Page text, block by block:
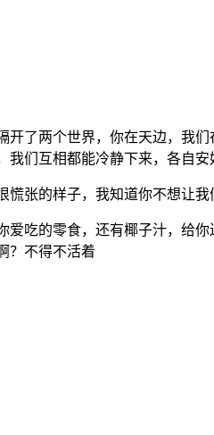
了两个世界，你在天边，我
们互相都能冷静下来，各自安
张的样子，我知道你不想让
吃的零食，还有椰子汁，给
？不得不活着